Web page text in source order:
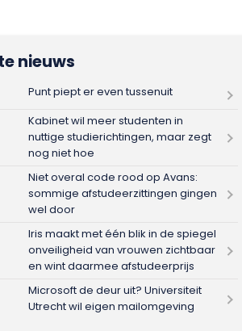
nieuws
Punt piept er even tussenuit
Kabinet wil meer studenten in
nuttige studierichtingen, maar zegt
nog niet hoe
Niet overal code rood op Avans:
sommige afstudeerzittingen gingen
wel door
Iris maakt met één blik in de spiegel
onveiligheid van vrouwen zichtbaar
en wint daarmee afstudeerprijs
Microsoft de deur uit? Universiteit
Utrecht wil eigen mailomgeving